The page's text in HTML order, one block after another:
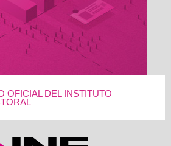
OFICIAL DEL INSTITUTO